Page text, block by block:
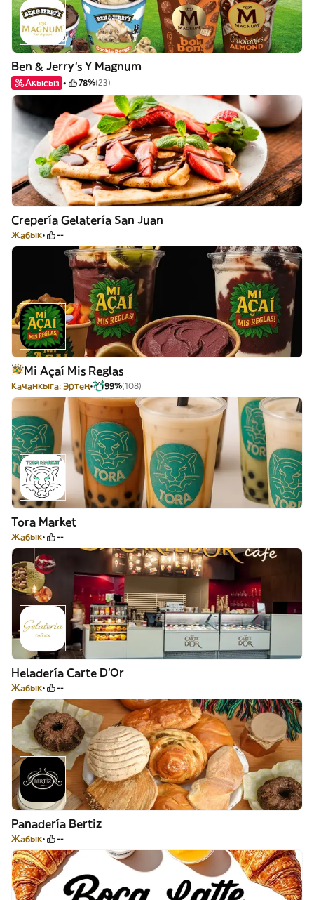
Ben & Jerry's Y Magnum
Акысыз 78%(23)
Crepería Gelatería San Juan
Жабык --
Mi Açaí Mis Reglas
Качанкыга: Эртең 99%(108)
Tora Market
Жабык --
Heladería Carte D'Or
Жабык --
Panadería Bertiz
Жабык --